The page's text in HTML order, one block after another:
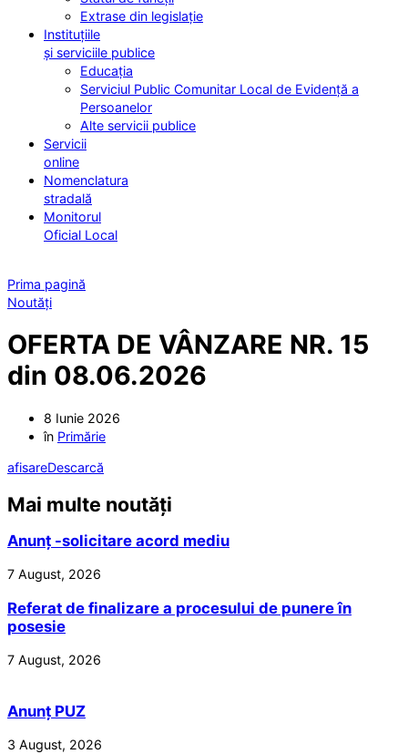
Extrase din legislație
Instituțiile
și serviciile publice
Educația
Serviciul Public Comunitar Local de Evidență a
Persoanelor
Alte servicii publice
Servicii
online
Nomenclatura
stradală
Monitorul
Oficial Local
Prima pagină
Noutăți
OFERTA DE VÂNZARE NR. 15
din 08.06.2026
8 Iunie 2026
în Primărie
afisareDescarcă
Mai multe noutăți
Anunț -solicitare acord mediu
7 August, 2026
Referat de finalizare a procesului de punere în
posesie
7 August, 2026
Anunț PUZ
3 August, 2026